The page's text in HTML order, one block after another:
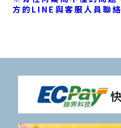
方的LINE與客服人員聯絡